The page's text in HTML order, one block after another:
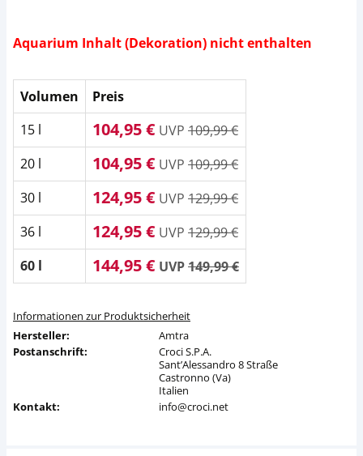
Aquarium Inhalt (Dekoration) nicht enthalten
Volumen
Preis
15 l
104,95 € UVP 109,99 €
20 l
104,95 € UVP 109,99 €
30 l
124,95 € UVP 129,99 €
36 l
124,95 € UVP 129,99 €
60 l
144,95 € UVP149,99 €
Informationen zur Produktsicherheit
Hersteller:
Amtra
Postanschrift:
Croci S.P.A.
Sant’Alessandro 8 Straße
Castronno (Va)
Italien
Kontakt:
info@croci.net